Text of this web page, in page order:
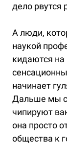
дело рвутся
А люди,
наукой
кидаются на
начинает
Дальше мы
чипируют
она просто
общества к